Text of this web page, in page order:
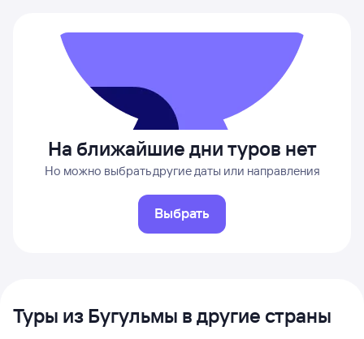
На ближайшие дни туров нет
Но можно выбрать другие даты или направления
Выбрать
Туры из Бугульмы в другие страны